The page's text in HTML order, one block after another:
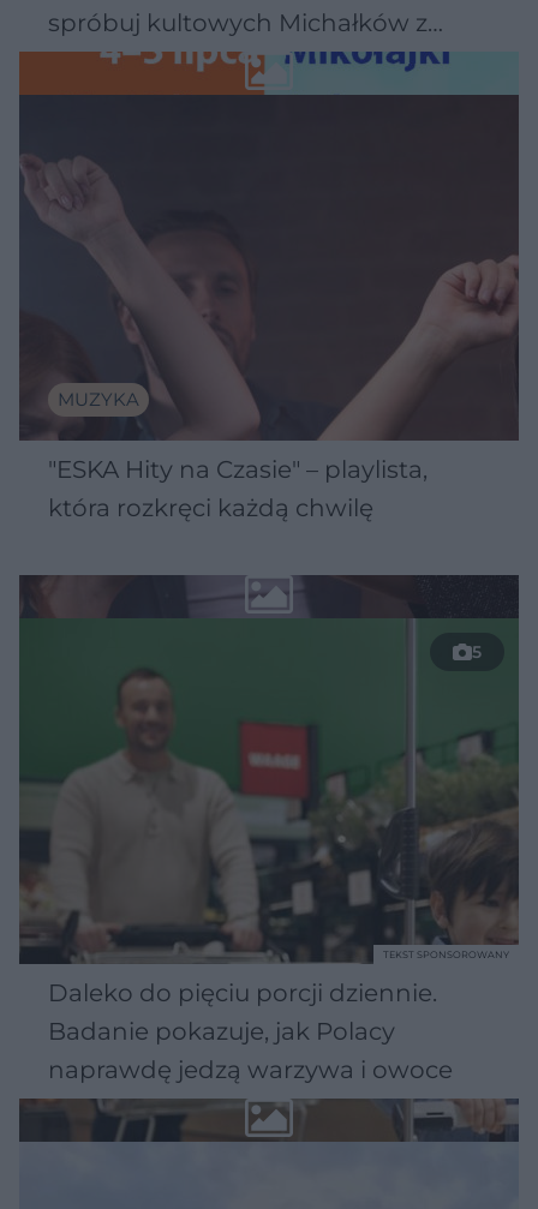
spróbuj kultowych Michałków z
Wawelu
MUZYKA
"ESKA Hity na Czasie" – playlista,
która rozkręci każdą chwilę
5
Daleko do pięciu porcji dziennie.
Badanie pokazuje, jak Polacy
naprawdę jedzą warzywa i owoce
TEKST SPONSOROWANY